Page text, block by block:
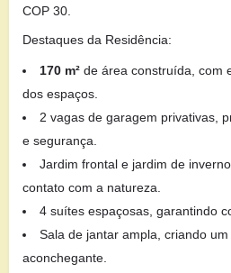
COP 30.
Destaques da Residência:
170 m² de área construída, com
dos espaços.
2 vagas de garagem privativas,
e segurança.
Jardim frontal e jardim de
contato com a natureza.
4 suítes espaçosas, garantindo
Sala de jantar ampla, criando
aconchegante.